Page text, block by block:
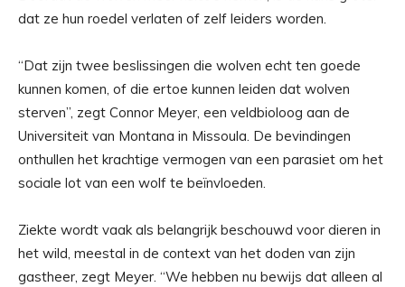
dat ze hun roedel verlaten of zelf leiders worden.
“Dat zijn twee beslissingen die wolven echt ten goede
kunnen komen, of die ertoe kunnen leiden dat wolven
sterven”, zegt Connor Meyer, een veldbioloog aan de
Universiteit van Montana in Missoula. De bevindingen
onthullen het krachtige vermogen van een parasiet om het
sociale lot van een wolf te beïnvloeden.
Ziekte wordt vaak als belangrijk beschouwd voor dieren in
het wild, meestal in de context van het doden van zijn
gastheer, zegt Meyer. “We hebben nu bewijs dat alleen al